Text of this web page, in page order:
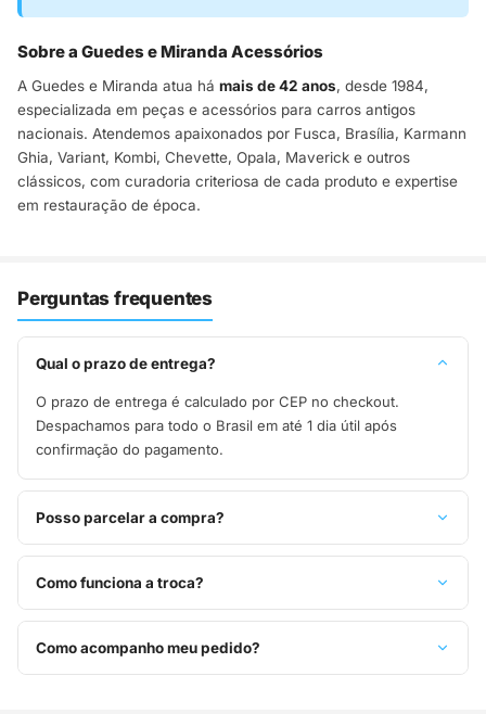
Sobre a Guedes e Miranda Acessórios
A Guedes e Miranda atua há mais de 42 anos, desde 1984,
especializada em peças e acessórios para carros antigos
nacionais. Atendemos apaixonados por Fusca, Brasília, Karmann
Ghia, Variant, Kombi, Chevette, Opala, Maverick e outros
clássicos, com curadoria criteriosa de cada produto e expertise
em restauração de época.
Perguntas frequentes
Qual o prazo de entrega?
O prazo de entrega é calculado por CEP no checkout.
Despachamos para todo o Brasil em até 1 dia útil após
confirmação do pagamento.
Posso parcelar a compra?
Sim, parcelamos em até 10x sem juros no cartão de crédito,
ou pague à vista no Pix com 8% de desconto.
Como funciona a troca?
Você tem 7 dias após o recebimento para solicitar troca.
Basta entrar em contato pelo WhatsApp ou e-mail.
Como acompanho meu pedido?